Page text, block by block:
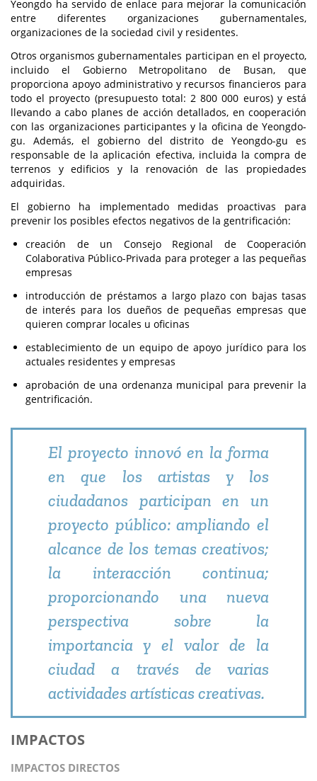
Yeongdo ha servido de enlace para mejorar la comunicación
entre diferentes organizaciones gubernamentales,
organizaciones de la sociedad civil y residentes.
Otros organismos gubernamentales participan en el proyecto,
incluido el Gobierno Metropolitano de Busan, que
proporciona apoyo administrativo y recursos financieros para
todo el proyecto (presupuesto total: 2 800 000 euros) y está
llevando a cabo planes de acción detallados, en cooperación
con las organizaciones participantes y la oficina de Yeongdo-
gu. Además, el gobierno del distrito de Yeongdo-gu es
responsable de la aplicación efectiva, incluida la compra de
terrenos y edificios y la renovación de las propiedades
adquiridas.
El gobierno ha implementado medidas proactivas para
prevenir los posibles efectos negativos de la gentrificación:
creación de un Consejo Regional de Cooperación
Colaborativa Público-Privada para proteger a las pequeñas
empresas
introducción de préstamos a largo plazo con bajas tasas
de interés para los dueños de pequeñas empresas que
quieren comprar locales u oficinas
establecimiento de un equipo de apoyo jurídico para los
actuales residentes y empresas
aprobación de una ordenanza municipal para prevenir la
gentrificación.
El proyecto innovó en la forma
en que los artistas y los
ciudadanos participan en un
proyecto público: ampliando el
alcance de los temas creativos;
la interacción continua;
proporcionando una nueva
perspectiva sobre la
importancia y el valor de la
ciudad a través de varias
actividades artísticas creativas.
IMPACTOS
IMPACTOS DIRECTOS